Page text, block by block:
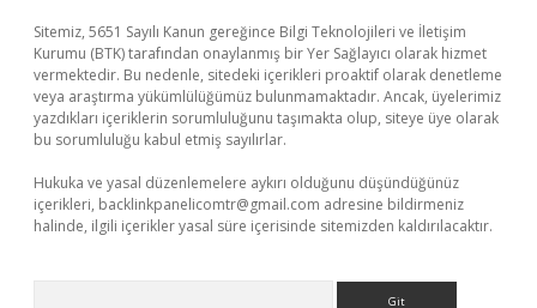
Sitemiz, 5651 Sayılı Kanun gereğince Bilgi Teknolojileri ve İletişim
Kurumu (BTK) tarafından onaylanmış bir Yer Sağlayıcı olarak hizmet
vermektedir. Bu nedenle, sitedeki içerikleri proaktif olarak denetleme
veya araştırma yükümlülüğümüz bulunmamaktadır. Ancak, üyelerimiz
yazdıkları içeriklerin sorumluluğunu taşımakta olup, siteye üye olarak
bu sorumluluğu kabul etmiş sayılırlar.
Hukuka ve yasal düzenlemelere aykırı olduğunu düşündüğünüz
içerikleri, backlinkpanelicomtr@gmail.com adresine bildirmeniz
halinde, ilgili içerikler yasal süre içerisinde sitemizden kaldırılacaktır.